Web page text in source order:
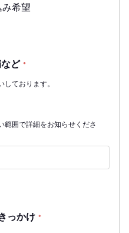
希望
ど *
ております。
範囲で詳細をお知らせくださ
っかけ *